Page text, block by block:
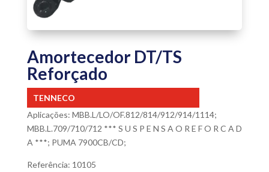
Amortecedor DT/TS
Reforçado
TENNECO
Aplicações: MBB.L/LO/OF.812/814/912/914/1114;
MBB.L.709/710/712 *** S U S P E N S A O R E F O R C A D
A ***; PUMA 7900CB/CD;
Referência: 10105